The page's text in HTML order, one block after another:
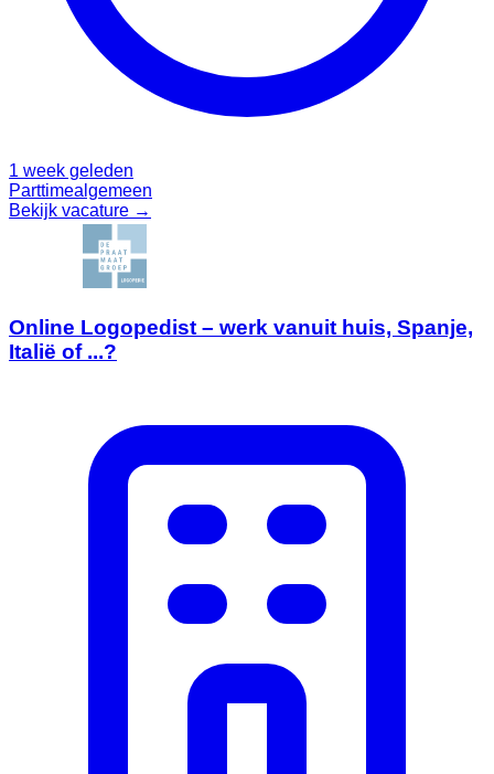
1 week geleden
Parttimealgemeen
Bekijk vacature →
Online Logopedist – werk vanuit huis, Spanje,
Italië of ...?